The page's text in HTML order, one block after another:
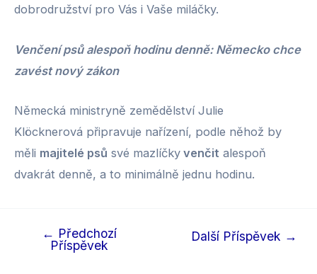
dobrodružství pro Vás i Vaše miláčky.
Venčení psů alespoň hodinu denně: Německo chce
zavést nový zákon
Německá ministryně zemědělství Julie
Klöcknerová připravuje nařízení, podle něhož by
měli majitelé psů své mazlíčky venčit alespoň
dvakrát denně, a to minimálně jednu hodinu.
Navigace← Předchozí
Příspěvek
Další Příspěvek →